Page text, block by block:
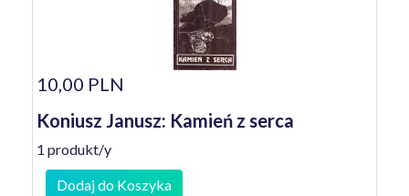
10,00 PLN
Koniusz Janusz: Kamień z serca
1 produkt/y
Dodaj do Koszyka